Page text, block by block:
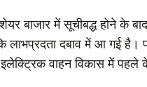
शेयर बाजार में सूचीबद्ध होने
दबाव में आ गई है।
वाहन विकास में पहले